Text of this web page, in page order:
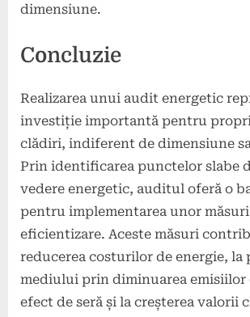
dimensiune.
Concluzie
Realizarea unui audit energetic
investiție importantă pentru
clădiri, indiferent de dimensiune
Prin identificarea punctelor slabe
vedere energetic, auditul oferă o
pentru implementarea unor
eficientizare. Aceste măsuri
reducerea costurilor de energie, la
mediului prin diminuarea emisiilor
efect de seră și la creșterea valorii